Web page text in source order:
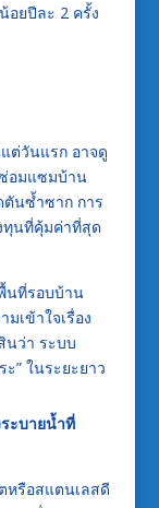
อยปีละ 2 ครั้ง
วันแรก อาจดู
อมแซมบ้าน
ตันซ้ำซาก การ
ทุนที่คุ้มค่าที่สุด
นที่รอบบ้าน
เข้าใจเรื่อง
นว่า ระบบ
” ในระยะยาว
ระบายน้ำที่
หรือสแตนเลสดี